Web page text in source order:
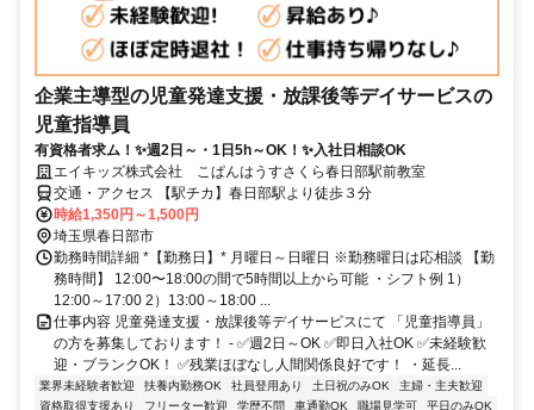
企業主導型の児童発達支援・放課後等デイサービスの
児童指導員
有資格者求ム！✨週2日～・1日5h～OK！✨入社日相談OK
エイキッズ株式会社 こぱんはうすさくら春日部駅前教室
交通・アクセス 【駅チカ】春日部駅より徒歩３分
時給1,350円～1,500円
埼玉県春日部市
勤務時間詳細 *【勤務日】* 月曜日～日曜日 ※勤務曜日は応相談 【勤
務時間】 12:00〜18:00の間で5時間以上から可能 ・シフト例 1）
12:00～17:00 2）13:00～18:00 ...
仕事内容 児童発達支援・放課後等デイサービスにて 「児童指導員」
の方を募集しております！ - ✅週2日～OK ✅即日入社OK ✅未経験歓
迎・ブランクOK！ ✅残業ほぼなし人間関係良好です！ ・延長...
業界未経験者歓迎 扶養内勤務OK 社員登用あり 土日祝のみOK
主婦・主夫歓迎
資格取得支援あり
フリーター歓迎 学歴不問 車通勤OK 職場見学可
平日のみOK